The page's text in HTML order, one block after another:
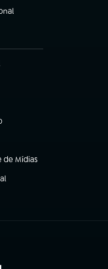
aba)
de Mídias
aba)